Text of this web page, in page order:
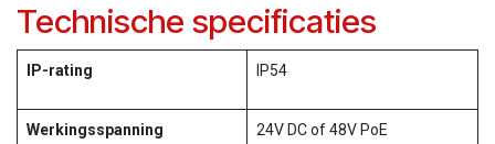
Technische specificaties
IP-rating IP54
Werkingsspanning 24V DC of 48V PoE